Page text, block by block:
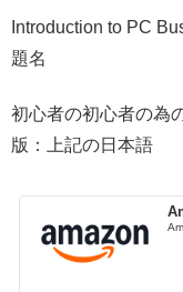
Introduction to PC
題名
初心者の初心者の
版：上記の日本語